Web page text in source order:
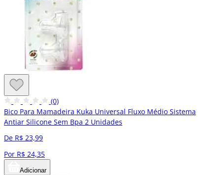
(0)
Bico Para Mamadeira Kuka Universal Fluxo Médio Sistema
Antiar Silicone Sem Bpa 2 Unidades
De R$ 23,99
Por R$ 24,35
Adicionar